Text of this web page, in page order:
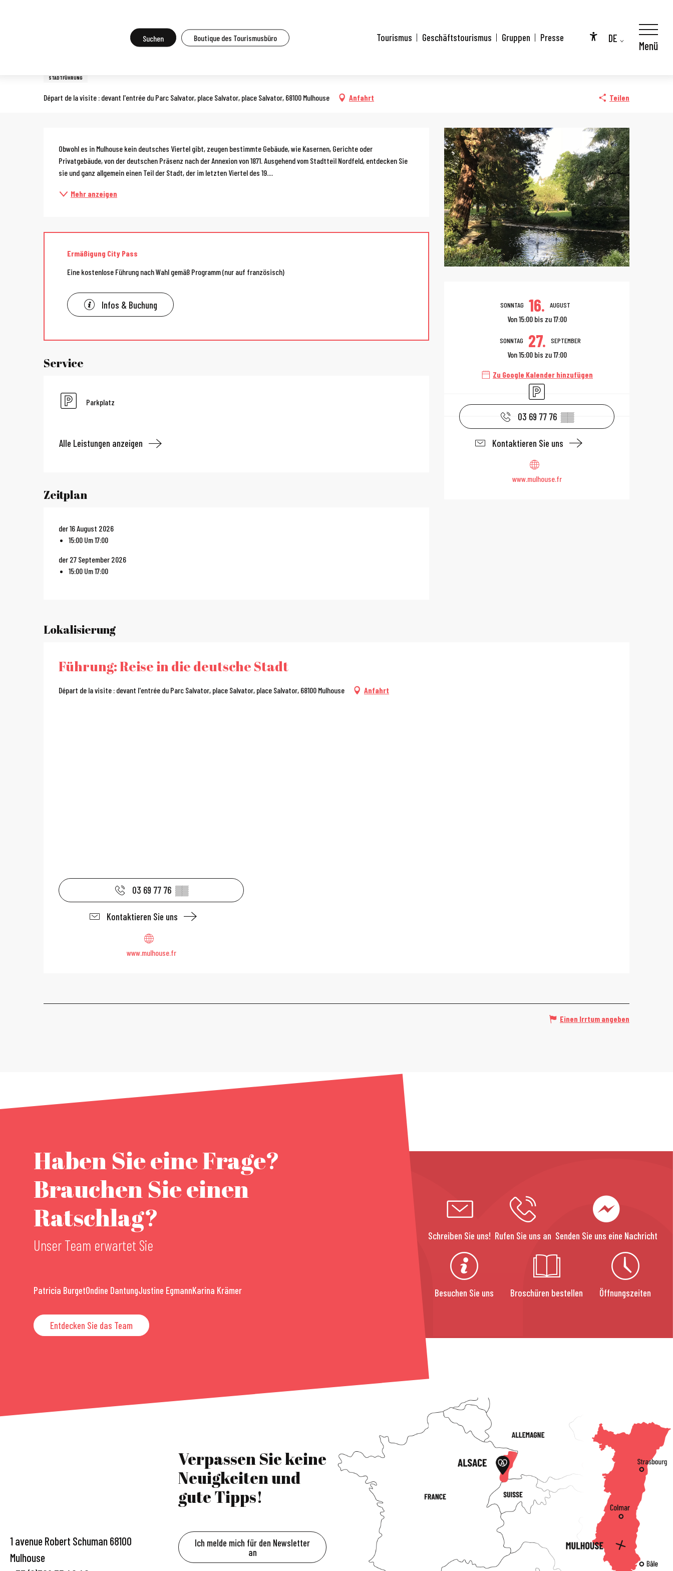
Boutique des Tourismusbüro
Accessibilité
Suche DE
Tourismus Geschäftstourismus Gruppen Presse
Menü
Sonntag 16. august von 15:00 bis zu 17:00 / Sonntag 27. september von 15:00 bis zu 17:00
STADTFÜHRUNG
Départ de la visite : devant l'entrée du Parc Salvator, place Salvator, place Salvator, 68100 Mulhouse Anfahrt Teilen
Öffnungszeiten
SONNTAG 16. AUGUST
Von 15:00 bis zu 17:00
SONNTAG 27. SEPTEMBER
Von 15:00 bis zu 17:00
Zu Google Kalender hinzufügen
Parkplatz
03 69 77 76 ▒▒
Kontaktieren Sie uns
www.mulhouse.fr
Beschreibung
Obwohl es in Mulhouse kein deutsches Viertel gibt, zeugen bestimmte Gebäude, wie Kasernen, Gerichte oder
Privatgebäude, von der deutschen Präsenz nach der Annexion von 1871. Ausgehend vom Stadtteil Nordfeld, entdecken Sie
sie und ganz allgemein einen Teil der Stadt, der im letzten Viertel des 19....
Mehr anzeigen
Ermäßigung City Pass
Eine kostenlose Führung nach Wahl gemäß Programm (nur auf französisch)
Infos & Buchung
Service
Parkplatz
Alle Leistungen anzeigen
Zeitplan
der 16 August 2026
15:00 Um 17:00
der 27 September 2026
15:00 Um 17:00
Lokalisierung
Führung: Reise in die deutsche Stadt
Départ de la visite : devant l'entrée du Parc Salvator, place Salvator, place Salvator, 68100 Mulhouse Anfahrt
03 69 77 76 ▒▒
Kontaktieren Sie uns
www.mulhouse.fr
Einen Irrtum angeben
Haben Sie eine Frage?
Brauchen Sie einen
Ratschlag?
Unser Team erwartet Sie
Patricia BurgetOndine DantungJustine EgmannKarina Krämer
Entdecken Sie das Team
Schreiben Sie uns! Rufen Sie uns an Senden Sie uns eine Nachricht
Besuchen Sie uns Broschüren bestellen Öffnungszeiten
1 avenue Robert Schuman 68100
Mulhouse
Verpassen Sie keine
Neuigkeiten und
gute Tipps!
Ich melde mich für den Newsletter
an